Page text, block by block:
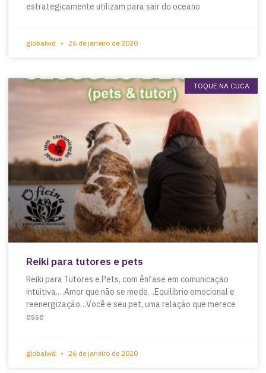
estrategicamente utilizam para sair do oceano
globalwd 26 de janeiro de 2020
TOQUE NA CUCA
Reiki para tutores e pets
Reiki para Tutores e Pets, com ênfase em comunicação
intuitiva.…Amor que não se mede…Equilíbrio emocional e
reenergização…Você e seu pet, uma relação que merece
esse
globalwd 26 de janeiro de 2020